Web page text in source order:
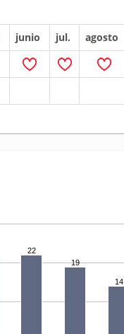
junio jul. agosto
22
19
14